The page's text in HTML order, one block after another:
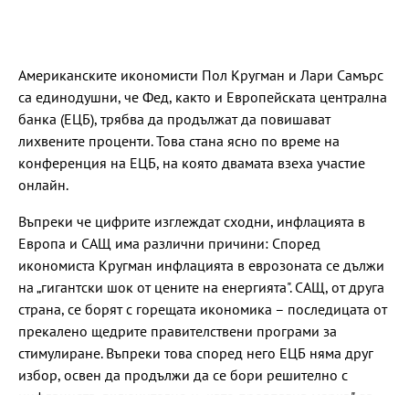
Американските икономисти Пол Кругман и Лари Самърс
са единодушни, че Фед, както и Европейската централна
банка (ЕЦБ), трябва да продължат да повишават
лихвените проценти. Това стана ясно по време на
конференция на ЕЦБ, на която двамата взеха участие
онлайн.
Въпреки че цифрите изглеждат сходни, инфлацията в
Европа и САЩ има различни причини: Според
икономиста Кругман инфлацията в еврозоната се дължи
на „гигантски шок от цените на енергията". САЩ, от друга
страна, се борят с горещата икономика – последицата от
прекалено щедрите правителствени програми за
стимулиране. Въпреки това според него ЕЦБ няма друг
избор, освен да продължи да се бори решително с